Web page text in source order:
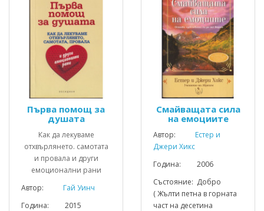
Първа помощ за
душата
Как да лекуваме
отхвърлянето. самотата
и провала и други
емоционални рани
Автор:
Гай Уинч
Година: 2015
Смайващата сила
на емоциите
Автор:
Естер и
Джери Хикс
Година: 2006
Състояние: Добро
( Жълти петна в горната
част на десетина